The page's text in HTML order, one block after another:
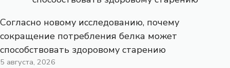
Согласно новому исследованию, почему
сокращение потребления белка может
способствовать здоровому старению
5 августа, 2026